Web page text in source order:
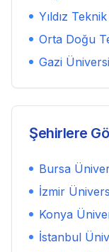
Yıldız
Orta Doğu
Gazi
Şehirlere
Bursa
İzmir
Konya
İstanbul